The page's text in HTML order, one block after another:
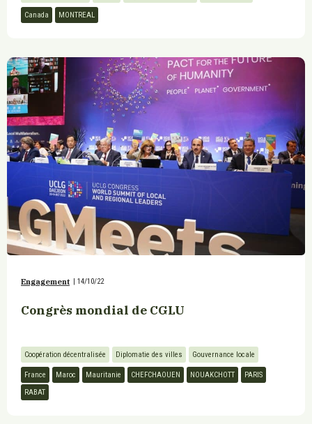
Canada MONTREAL
Engagement 14/10/22
Congrès mondial de CGLU
Coopération décentralisée Diplomatie des villes Gouvernance locale
France Maroc Mauritanie CHEFCHAOUEN NOUAKCHOTT
PARIS
RABAT